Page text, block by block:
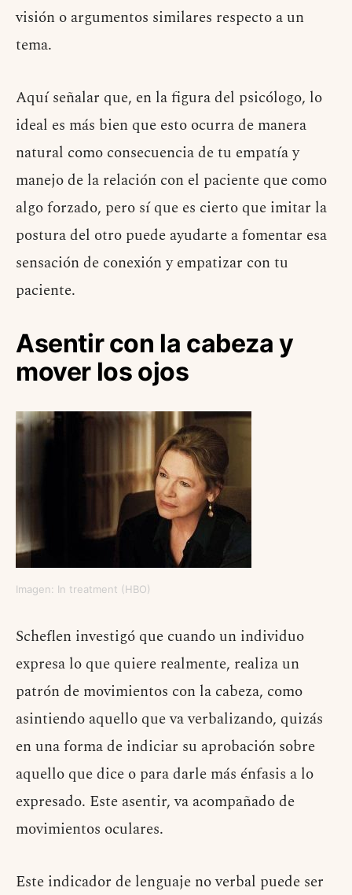
visión o argumentos similares respecto a un
tema.
Aquí señalar que, en la figura del psicólogo, lo
ideal es más bien que esto ocurra de manera
natural como consecuencia de tu empatía y
manejo de la relación con el paciente que como
algo forzado, pero sí que es cierto que imitar la
postura del otro puede ayudarte a fomentar esa
sensación de conexión y empatizar con tu
paciente.
Asentir con la cabeza y
mover los ojos
Imagen: In treatment (HBO)
Scheflen investigó que cuando un individuo
expresa lo que quiere realmente, realiza un
patrón de movimientos con la cabeza, como
asintiendo aquello que va verbalizando, quizás
en una forma de indiciar su aprobación sobre
aquello que dice o para darle más énfasis a lo
expresado. Este asentir, va acompañado de
movimientos oculares.
Este indicador de lenguaje no verbal puede ser